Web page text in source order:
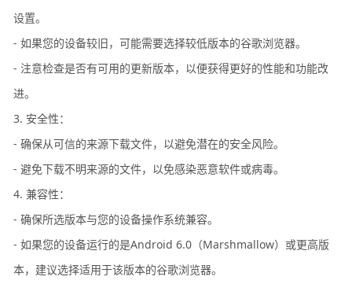
设置。
- 如果您的设备较旧，可能需要选择较低版本的谷歌浏览器。
- 注意检查是否有可用的更新版本，以便获得更好的性能和功能改
进。
3. 安全性：
- 确保从可信的来源下载文件，以避免潜在的安全风险。
- 避免下载不明来源的文件，以免感染恶意软件或病毒。
4. 兼容性：
- 确保所选版本与您的设备操作系统兼容。
- 如果您的设备运行的是Android 6.0（Marshmallow）或更高版
本，建议选择适用于该版本的谷歌浏览器。